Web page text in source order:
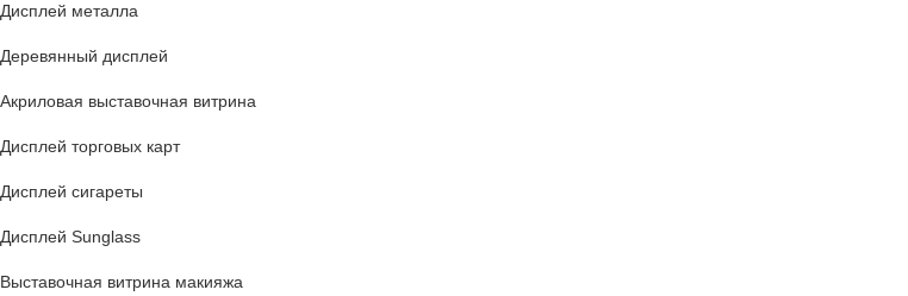
Дисплей металла
Деревянный дисплей
Акриловая выставочная витрина
Дисплей торговых карт
Дисплей сигареты
Дисплей Sunglass
Выставочная витрина макияжа